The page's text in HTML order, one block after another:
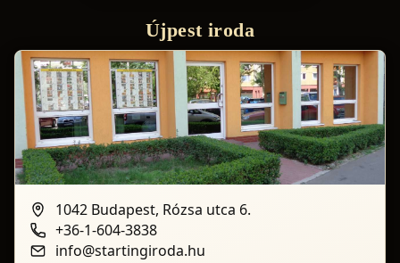
Újpest iroda
1042 Budapest, Rózsa utca 6.
+36-1-604-3838
info@startingiroda.hu